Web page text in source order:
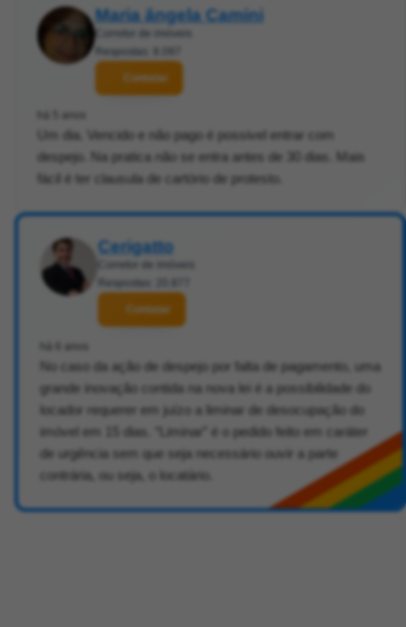
Maria ângela Camini
Contatar
Um dia. Vencido e não pago é possivel entrar com
despejo. Na pratica não se entra antes de 30 dias. Mais
fácil é ter clausula de cartório de protesto.
Cerigatto
Contatar
No caso da ação de despejo por falta de pagamento, uma
grande inovação contida na nova lei é a possibilidade do
locador requerer em juízo a liminar de desocupação do
imóvel em 15 dias. “Liminar” é o pedido feito em caráter
de urgência sem que seja necessário ouvir a parte
contrária, ou seja, o locatário.